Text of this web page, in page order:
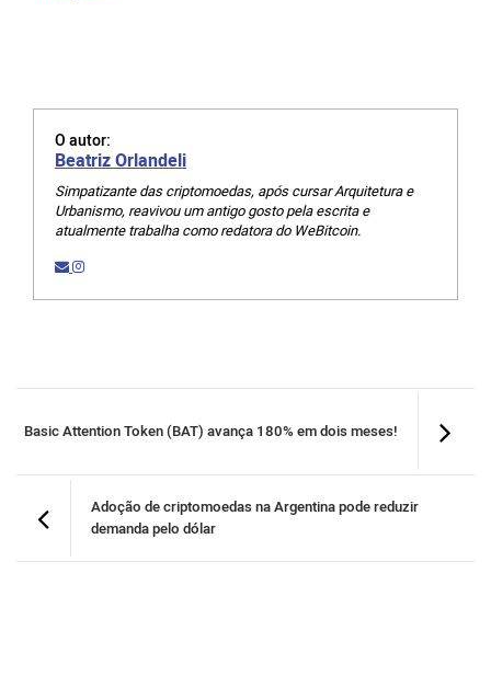
O autor:
Beatriz Orlandeli
Simpatizante das criptomoedas, após cursar Arquitetura e
Urbanismo, reavivou um antigo gosto pela escrita e
atualmente trabalha como redatora do WeBitcoin.
Basic Attention Token (BAT) avança 180% em dois meses!
Adoção de criptomoedas na Argentina pode reduzir
demanda pelo dólar